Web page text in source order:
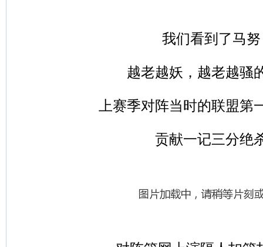
我们看到了马努
越老越妖，越老越骚
上赛季对阵当时的联盟第
贡献一记三分绝